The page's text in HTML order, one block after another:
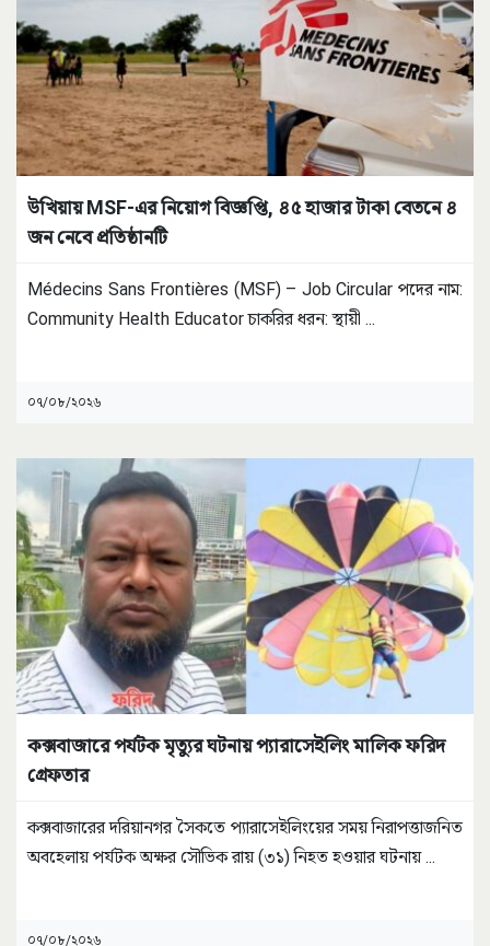
উখিয়ায় MSF-এর নিয়োগ বিজ্ঞপ্তি, ৪৫ হাজার টাকা বেতনে ৪
জন নেবে প্রতিষ্ঠানটি
Médecins Sans Frontières (MSF) – Job Circular পদের নাম:
Community Health Educator চাকরির ধরন: স্থায়ী ...
০৭/০৮/২০২৬
কক্সবাজারে পর্যটক মৃত্যুর ঘটনায় প্যারাসেইলিং মালিক ফরিদ
গ্রেফতার
কক্সবাজারের দরিয়ানগর সৈকতে প্যারাসেইলিংয়ের সময় নিরাপত্তাজনিত
অবহেলায় পর্যটক অক্ষর সৌভিক রায় (৩১) নিহত হওয়ার ঘটনায়...
০৭/০৮/২০২৬